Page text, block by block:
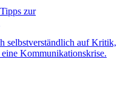
zur
selbstverständlich auf Kritik,
Kommunikationskrise.